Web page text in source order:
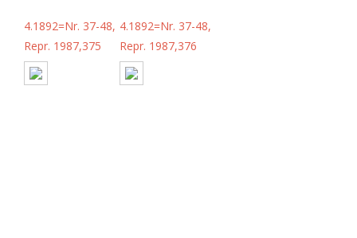
4.1892=Nr. 37-48,
Repr. 1987,375
4.1892=Nr. 37-48,
Repr. 1987,376